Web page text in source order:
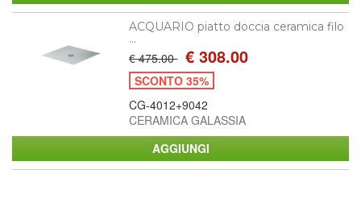
ACQUARIO piatto doccia ceramica filo
...
€ 475.00 € 308.00
SCONTO 35%
CG-4012+9042
CERAMICA GALASSIA